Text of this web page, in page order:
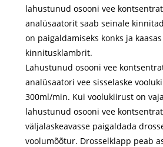
lahustunud osooni vee
analüsaatorit saab seinale
on paigaldamiseks konks ja
kinnitusklambrit.
Lahustunud osooni vee
analüsaatori vee sisselaske
300ml/min. Kui voolukiirust on
lahustunud osooni vee
väljalaskeavasse paigaldada
voolumõõtur. Drosselklapp peab